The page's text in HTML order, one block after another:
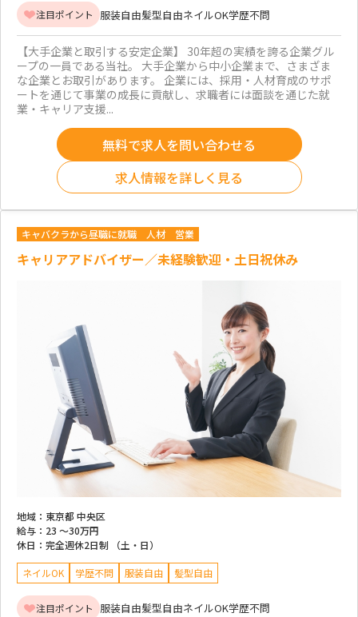
注目ポイント 服装自由髪型自由ネイルOK学歴不問
【大手企業と取引する安定企業】 30年超の実績を誇る企業グル
ープの一員である当社。 大手企業から中小企業まで、さまざま
な企業とお取引があります。 企業には、採用・人材育成のサポ
ートを通じて事業の成長に貢献し、求職者には面談を通じた就
業・キャリア支援...
無料で求人を問い合わせる
求人情報を詳しく見る
キャバクラから昼職に就職 人材 営業
キャリアアドバイザー／未経験歓迎・土日祝休み
地域： 東京都 中央区
給与： 23 ～30万円
休日： 完全週休2日制 （土・日）
ネイルOK 学歴不問 服装自由 髪型自由
注目ポイント 服装自由髪型自由ネイルOK学歴不問